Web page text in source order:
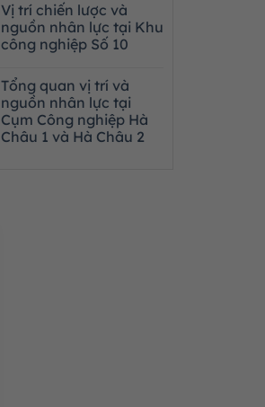
Vị trí chiến lược và
nguồn nhân lực tại Khu
công nghiệp Số 10
Tổng quan vị trí và
nguồn nhân lực tại
Cụm Công nghiệp Hà
Châu 1 và Hà Châu 2